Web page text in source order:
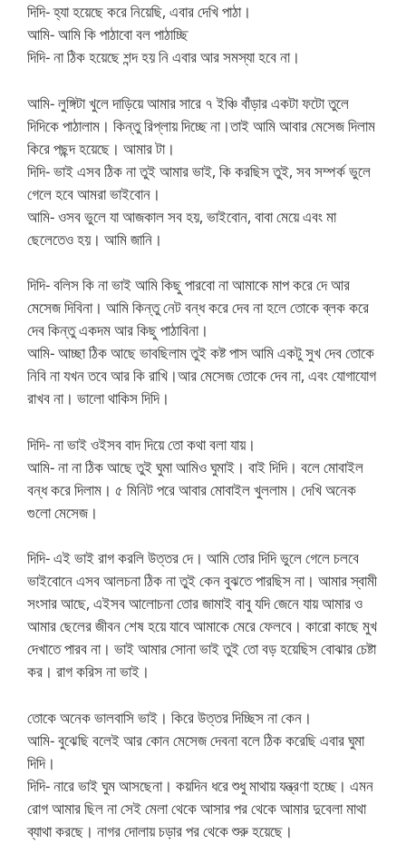
দিদি- হ্যা হয়েছে করে নিয়েছি, এবার দেখি পাঠা।
আমি- আমি কি পাঠাবো বল পাঠাচ্ছি
দিদি- না ঠিক হয়েছে শন্দ হয় নি এবার আর সমস্যা হবে না।
আমি- লুঙ্গিটা খুলে দাড়িয়ে আমার সারে ৭ ইঞ্চি বাঁড়ার একটা ফটো তুলে
দিদিকে পাঠালাম। কিন্তু রিপ্লায় দিচ্ছে না।তাই আমি আবার মেসেজ দিলাম
কিরে পছন্দ হয়েছে। আমার টা।
দিদি- ভাই এসব ঠিক না তুই আমার ভাই, কি করছিস তুই, সব সম্পর্ক ভুলে
গেলে হবে আমরা ভাইবোন।
আমি- ওসব ভুলে যা আজকাল সব হয়, ভাইবোন, বাবা মেয়ে এবং মা
ছেলেতেও হয়। আমি জানি।
দিদি- বলিস কি না ভাই আমি কিছু পারবো না আমাকে মাপ করে দে আর
মেসেজ দিবিনা। আমি কিন্তু নেট বন্ধ করে দেব না হলে তোকে ব্লক করে
দেব কিন্তু একদম আর কিছু পাঠাবিনা।
আমি- আচ্ছা ঠিক আছে ভাবছিলাম তুই কষ্ট পাস আমি একটু সুখ দেব তোকে
নিবি না যখন তবে আর কি রাখি।আর মেসেজ তোকে দেব না, এবং যোগাযোগ
রাখব না। ভালো থাকিস দিদি।
দিদি- না ভাই ওইসব বাদ দিয়ে তো কথা বলা যায়।
আমি- না না ঠিক আছে তুই ঘুমা আমিও ঘুমাই। বাই দিদি। বলে মোবাইল
বন্ধ করে দিলাম। ৫ মিনিট পরে আবার মোবাইল খুললাম। দেখি অনেক
গুলো মেসেজ।
দিদি- এই ভাই রাগ করলি উত্তর দে। আমি তোর দিদি ভুলে গেলে চলবে
ভাইবোনে এসব আলচনা ঠিক না তুই কেন বুঝতে পারছিস না। আমার স্বামী
সংসার আছে, এইসব আলোচনা তোর জামাই বাবু যদি জেনে যায় আমার ও
আমার ছেলের জীবন শেষ হয়ে যাবে আমাকে মেরে ফেলবে। কারো কাছে মুখ
দেখাতে পারব না। ভাই আমার সোনা ভাই তুই তো বড় হয়েছিস বোঝার চেষ্টা
কর। রাগ করিস না ভাই।
তোকে অনেক ভালবাসি ভাই। কিরে উত্তর দিচ্ছিস না কেন।
আমি- বুঝেছি বলেই আর কোন মেসেজ দেবনা বলে ঠিক করেছি এবার ঘুমা
দিদি।
দিদি- নারে ভাই ঘুম আসছেনা। কয়দিন ধরে শুধু মাথায় যন্ত্রণা হচ্ছে। এমন
রোগ আমার ছিল না সেই মেলা থেকে আসার পর থেকে আমার দুবেলা মাথা
ব্যাথা করছে। নাগর দোলায় চড়ার পর থেকে শুরু হয়েছে।